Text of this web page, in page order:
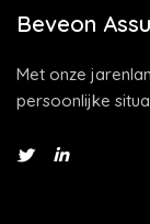
Beveon
Met onze
persoonlijke